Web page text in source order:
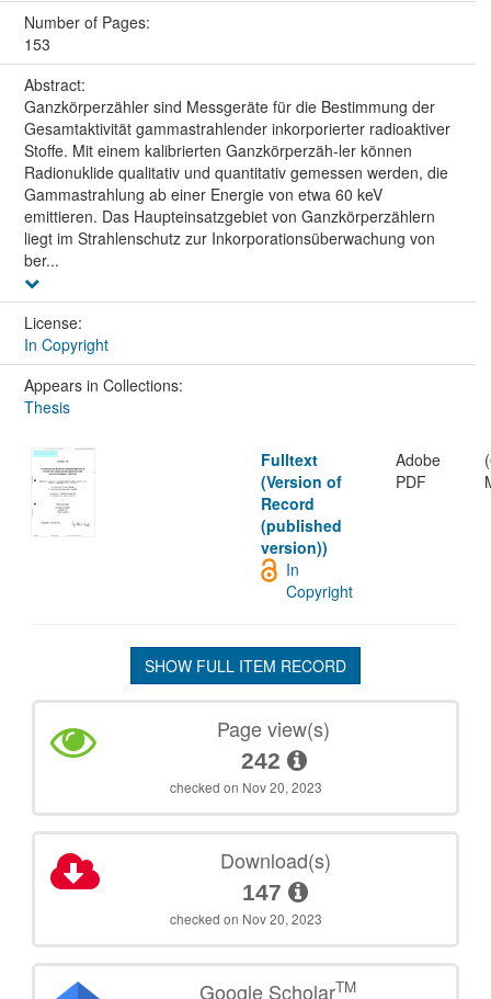
Number of Pages:
153
Abstract:
Ganzkörperzähler sind Messgeräte für die Bestimmung der
Gesamtaktivität gammastrahlender inkorporierter radioaktiver
Stoffe. Mit einem kalibrierten Ganzkörperzäh-ler können
Radionuklide qualitativ und quantitativ gemessen werden, die
Gammastrahlung ab einer Energie von etwa 60 keV
emittieren. Das Haupteinsatzgebiet von Ganzkörperzählern
liegt im Strahlenschutz zur Inkorporationsüberwachung von
ber...
License:
In Copyright
Appears in Collections:
Thesis
Fulltext
(Version of
Record
(published
version))
Adobe
PDF
In
Copyright
SHOW FULL ITEM RECORD
Page view(s)
242
checked on Nov 20, 2023
Download(s)
147
checked on Nov 20, 2023
Google ScholarTM